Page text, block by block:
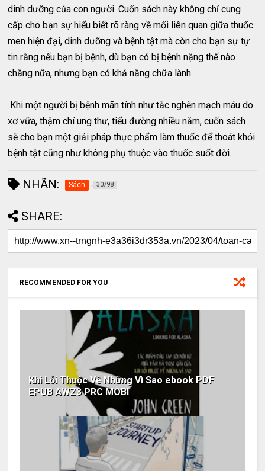
dinh dưỡng của con người. Cuốn sách này không chỉ cung
cấp cho bạn sự hiểu biết rõ ràng về mối liên quan giữa thuốc
men hiện đại, dinh dưỡng và bệnh tật mà còn cho bạn sự tự
tin rằng nếu bạn bị bệnh, dù bạn có bị bệnh nặng thế nào
chăng nữa, nhưng bạn có khả năng chữa lành.
Khi một người bị bệnh mãn tính như tắc nghẽn mạch máu do
xơ vữa, thậm chí ung thư, tiểu đường nhiều năm, cuốn sách
sẽ cho bạn một giải pháp thực phẩm làm thuốc để thoát khỏi
bệnh tật cũng như không phụ thuộc vào thuốc suốt đời.
NHÃN: Sách 30798
SHARE:
RECOMMENDED FOR YOU
Khi Lỗi Thuộc Về Những Vì Sao ebook PDF
EPUB AWZ3 PRC MOBI